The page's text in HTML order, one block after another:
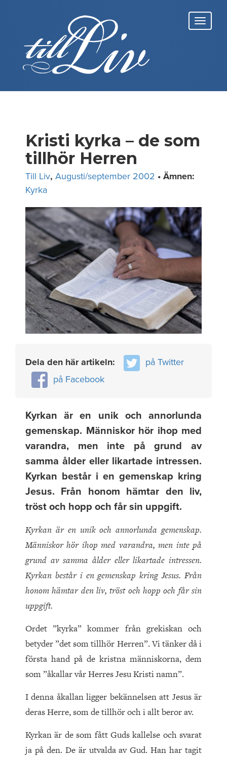
Kristi kyrka – de som
tillhör Herren
Till Liv, Augusti/september 2002 • Ämnen:
Kyrka
Dela den här artikeln:
på Twitter
på Facebook
Kyrkan är en unik och annorlunda
gemenskap. Människor hör ihop med
varandra, men inte på grund av
samma ålder eller likartade intressen.
Kyrkan består i en gemenskap kring
Jesus. Från honom hämtar den liv,
tröst och hopp och får sin uppgift.
Kyrkan är en unik och annorlunda gemenskap.
Människor hör ihop med varandra, men inte på
grund av samma ålder eller likartade intressen.
Kyrkan består i en gemenskap kring Jesus. Från
honom hämtar den liv, tröst och hopp och får sin
uppgift.
Ordet ”kyrka” kommer från grekiskan och
betyder ”det som tillhör Herren”. Vi tänker då i
första hand på de kristna människorna, dem
som ”åkallar vår Herres Jesu Kristi namn”.
I denna åkallan ligger bekännelsen att Jesus är
deras Herre, som de tillhör och i allt beror av.
Kyrkan är de som fått Guds kallelse och svarat
ja på den. De är utvalda av Gud. Han har tagit